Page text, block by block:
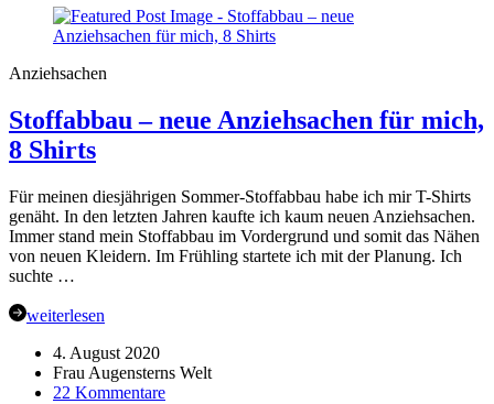
Sewalong
2021
dabei
Anziehsachen
Stoffabbau – neue Anziehsachen für mich,
8 Shirts
Für meinen diesjährigen Sommer-Stoffabbau habe ich mir T-Shirts
genäht. In den letzten Jahren kaufte ich kaum neuen Anziehsachen.
Immer stand mein Stoffabbau im Vordergrund und somit das Nähen
von neuen Kleidern. Im Frühling startete ich mit der Planung. Ich
suchte …
weiterlesen
4. August 2020
Frau Augensterns Welt
22 Kommentarezu